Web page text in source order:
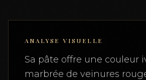
ANALYSE VISUELLE
Sa pâte offre une couleur
marbrée de veinures